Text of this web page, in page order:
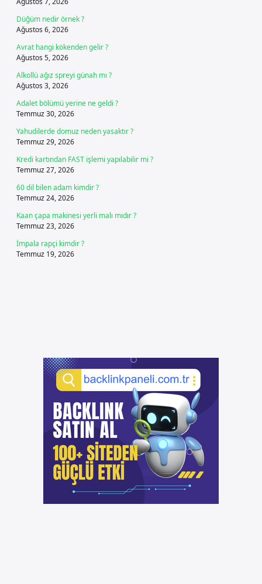
Düğüm nedir örnek ?
Ağustos 6, 2026
Avrat hangi kökenden gelir ?
Ağustos 5, 2026
Alkollü ağız spreyi günah mı ?
Ağustos 3, 2026
Adalet bölümü yerine ne geldi ?
Temmuz 30, 2026
Yahudilerde domuz neden yasaktır ?
Temmuz 29, 2026
Kredi kartından FAST işlemi yapılabilir mi ?
Temmuz 27, 2026
60 dil bilen adam kimdir ?
Temmuz 24, 2026
Kaan çapa makinesi yerli malı mıdır ?
Temmuz 23, 2026
İmpala rapçi kimdir ?
Temmuz 19, 2026